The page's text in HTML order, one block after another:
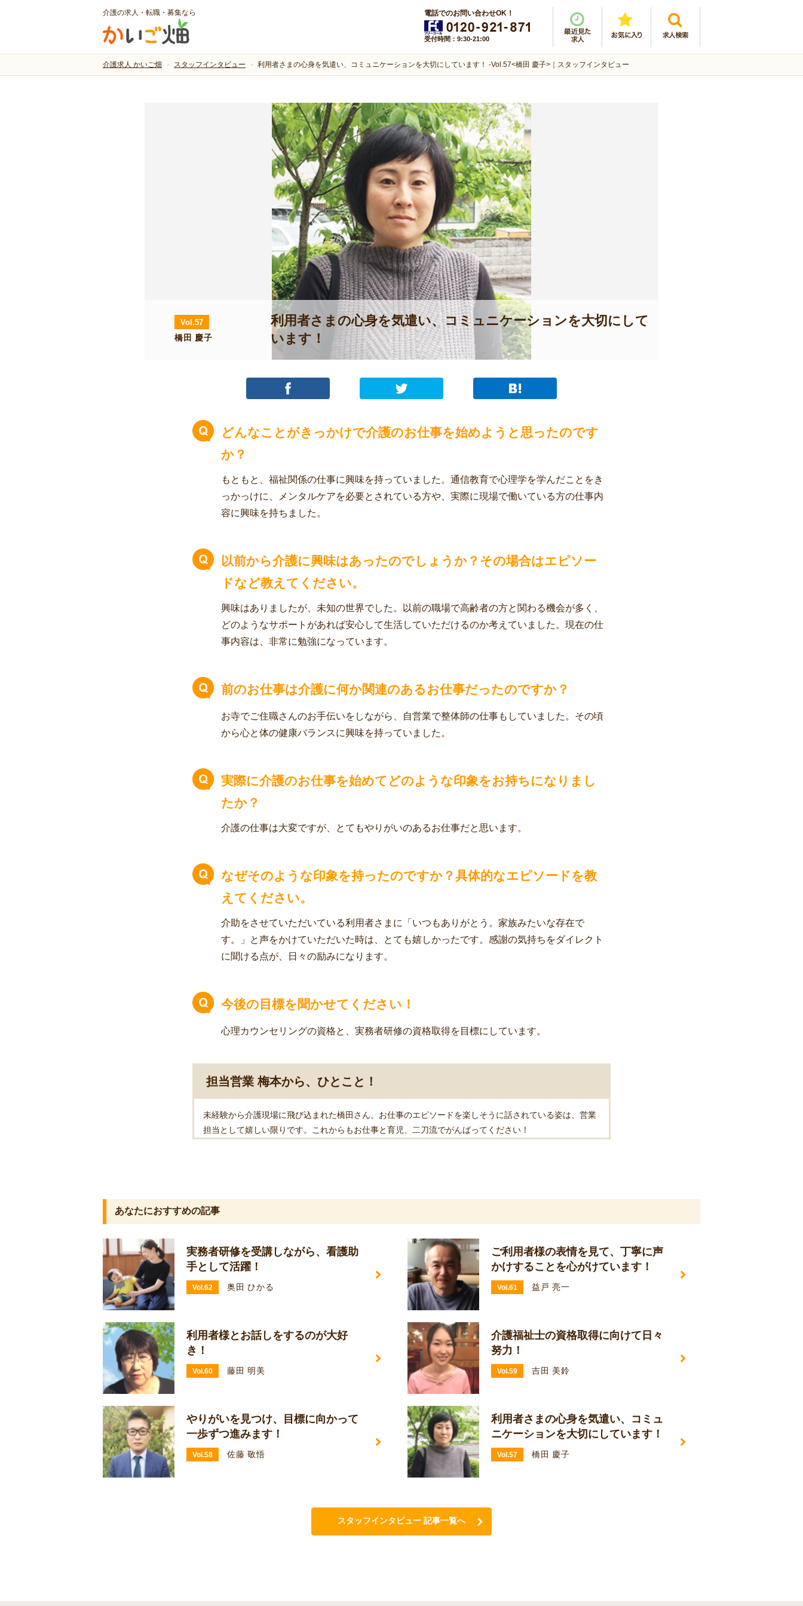
介護の求人・転職・募集なら 電話でのお問い合わせOK！
受付時間：9:30-21:00
介護求人 かいご畑 スタッフインタビュー 利用者さまの心身を気遣い、コミュニケーションを大切にしています！ -Vol.57<橋田 慶子>｜スタッフインタビュー
Vol.57
橋田 慶子
利用者さまの心身を気遣い、コミュニケーションを大切にして
います！
どんなことがきっかけで介護のお仕事を始めようと思ったのです
か？
もともと、福祉関係の仕事に興味を持っていました。通信教育で心理学を学んだことをき
っかっけに、メンタルケアを必要とされている方や、実際に現場で働いている方の仕事内
容に興味を持ちました。
以前から介護に興味はあったのでしょうか？その場合はエピソー
ドなど教えてください。
興味はありましたが、未知の世界でした。以前の職場で高齢者の方と関わる機会が多く、
どのようなサポートがあれば安心して生活していただけるのか考えていました。現在の仕
事内容は、非常に勉強になっています。
前のお仕事は介護に何か関連のあるお仕事だったのですか？
お寺でご住職さんのお手伝いをしながら、自営業で整体師の仕事もしていました。その頃
から心と体の健康バランスに興味を持っていました。
実際に介護のお仕事を始めてどのような印象をお持ちになりまし
たか？
介護の仕事は大変ですが、とてもやりがいのあるお仕事だと思います。
なぜそのような印象を持ったのですか？具体的なエピソードを教
えてください。
介助をさせていただいている利用者さまに「いつもありがとう。家族みたいな存在で
す。」と声をかけていただいた時は、とても嬉しかったです。感謝の気持ちをダイレクト
に聞ける点が、日々の励みになります。
今後の目標を聞かせてください！
心理カウンセリングの資格と、実務者研修の資格取得を目標にしています。
担当営業 梅本から、ひとこと！
未経験から介護現場に飛び込まれた橋田さん。お仕事のエピソードを楽しそうに話されている姿は、営業
担当として嬉しい限りです。これからもお仕事と育児、二刀流でがんばってください！
あなたにおすすめの記事
実務者研修を受講しながら、看護助
手として活躍！
Vol.62 奥田 ひかる
ご利用者様の表情を見て、丁寧に声
かけすることを心がけています！
Vol.61 益戸 亮一
利用者様とお話しをするのが大好
き！
Vol.60 藤田 明美
介護福祉士の資格取得に向けて日々
努力！
Vol.59 吉田 美鈴
やりがいを見つけ、目標に向かって
一歩ずつ進みます！
Vol.58 佐藤 敬悟
利用者さまの心身を気遣い、コミュ
ニケーションを大切にしています！
Vol.57 橋田 慶子
スタッフインタビュー 記事一覧へ